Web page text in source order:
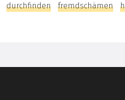
durchfinden fremdschämen